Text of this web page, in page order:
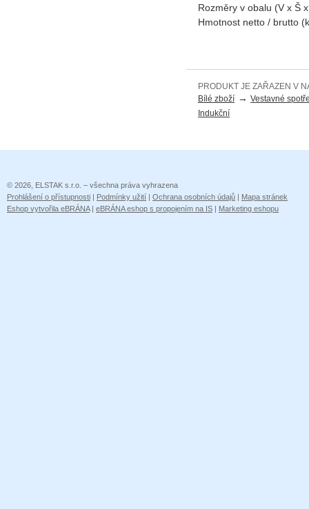
Rozměry v obalu (V x Š
Hmotnost netto / brutto
PRODUKT JE ZAŘAZEN V
Bílé zboží → Vestavné
Indukční
© 2026, ELSTAK s.r.o. – všechna práva vyhrazena
Prohlášení o přístupnosti
Podmínky užití Ochrana osobních údajů
Mapa stránek
Eshop vytvořila eBRÁNA| eBRÁNA eshop s propojením na IS Marketing eshopu